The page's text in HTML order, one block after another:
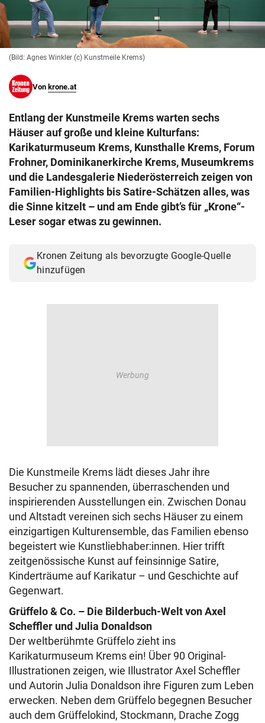
© Krone Multimedia GmbH & Co KG 2026
Muthgasse 2, 1190 Wien
(Bild: Agnes Winkler (c) Kunstmeile Krems)
Von krone.at
Entlang der Kunstmeile Krems warten sechs
Häuser auf große und kleine Kulturfans:
Karikaturmuseum Krems, Kunsthalle Krems, Forum
Frohner, Dominikanerkirche Krems, Museumkrems
und die Landesgalerie Niederösterreich zeigen von
Familien-Highlights bis Satire-Schätzen alles, was
die Sinne kitzelt – und am Ende gibt’s für „Krone“-
Leser sogar etwas zu gewinnen.
Kronen Zeitung als bevorzugte Google-Quelle
hinzufügen
Die Kunstmeile Krems lädt dieses Jahr ihre
Besucher zu spannenden, überraschenden und
inspirierenden Ausstellungen ein. Zwischen Donau
und Altstadt vereinen sich sechs Häuser zu einem
einzigartigen Kulturensemble, das Familien ebenso
begeistert wie Kunstliebhaber:innen. Hier trifft
zeitgenössische Kunst auf feinsinnige Satire,
Kinderträume auf Karikatur – und Geschichte auf
Gegenwart.
Grüffelo & Co. – Die Bilderbuch-Welt von Axel
Scheffler und Julia Donaldson
Der weltberühmte Grüffelo zieht ins
Karikaturmuseum Krems ein! Über 90 Original-
Illustrationen zeigen, wie Illustrator Axel Scheffler
und Autorin Julia Donaldson ihre Figuren zum Leben
erwecken. Neben dem Grüffelo begegnen Besucher
auch dem Grüffelokind, Stockmann, Drache Zogg